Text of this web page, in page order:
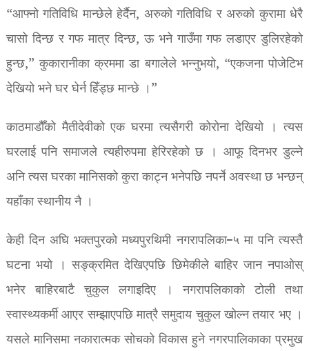
“आफ्नो गतिविधि मान्छेले हेर्दैन, अरुको गतिविधि र अरुको कुरामा धेरै
चासो दिन्छ र गफ मात्र दिन्छ, ऊ भने गाउँमा गफ लडाएर डुलिरहेको
हुन्छ,” कुकारानीका क्रममा डा बगालेले भन्नुभयो, “एकजना पोजेटिभ
देखियो भने घर घेर्न हिँड्छ मान्छे ।”
काठमाडौँको मैतीदेवीको एक घरमा त्यसैगरी कोरोना देखियो । त्यस
घरलाई पनि समाजले त्यहीरुपमा हेरिरहेको छ । आफू दिनभर डुल्ने
अनि त्यस घरका मानिसको कुरा काट्न भनेपछि नपर्ने अवस्था छ भन्छन्
यहाँका स्थानीय नै ।
केही दिन अघि भक्तपुरको मध्यपुरथिमी नगरापलिका–५ मा पनि त्यस्तै
घटना भयो । सङ्क्रमित देखिएपछि छिमेकीले बाहिर जान नपाओस्
भनेर बाहिरबाटै चुकुल लगाइदिए । नगरापलिकाको टोली तथा
स्वास्थ्यकर्मी आएर सम्झाएपछि मात्रै समुदाय चुकुल खोल्न तयार भए ।
यसले मानिसमा नकारात्मक सोचको विकास हुने नगरपालिकाका प्रमुख